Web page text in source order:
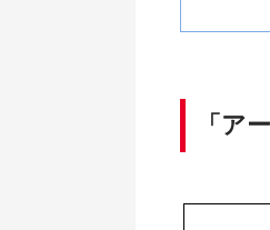
「ア